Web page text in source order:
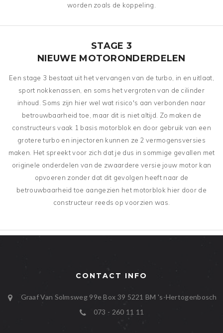
worden zoals de koppeling.
STAGE 3
NIEUWE MOTORONDERDELEN
Een stage 3 bestaat uit het vervangen van de turbo, in en uitlaat,
sport nokkenassen, en soms het vergroten van de cilinder
inhoud. Soms zijn hier wel wat risico's aan verbonden naar
betrouwbaarheid toe, maar dit is niet altijd. Zo maken de
constructeurs vaak 1 basis motorblok en door gebruik van een
grotere turbo en injectoren kunnen ze 2 vermogensversies
maken. Het spreekt voor zich dat je dus in sommige gevallen met
originele onderdelen van de zwaardere versie jouw motor kan
opvoeren zonder dat dit gevolgen heeft naar de
betrouwbaarheid toe aangezien het motorblok hier door de
constructeur reeds op voorzien was.
CONTACT INFO
Graaf Van Solmsweg 99e Box 39 5221 BM 's-Hertogenbosch
073 - 260 11 11